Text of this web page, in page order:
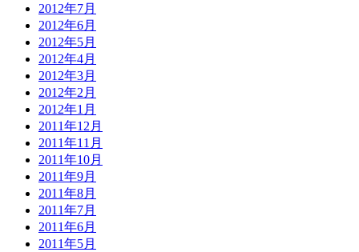
2012年7月
2012年6月
2012年5月
2012年4月
2012年3月
2012年2月
2012年1月
2011年12月
2011年11月
2011年10月
2011年9月
2011年8月
2011年7月
2011年6月
2011年5月